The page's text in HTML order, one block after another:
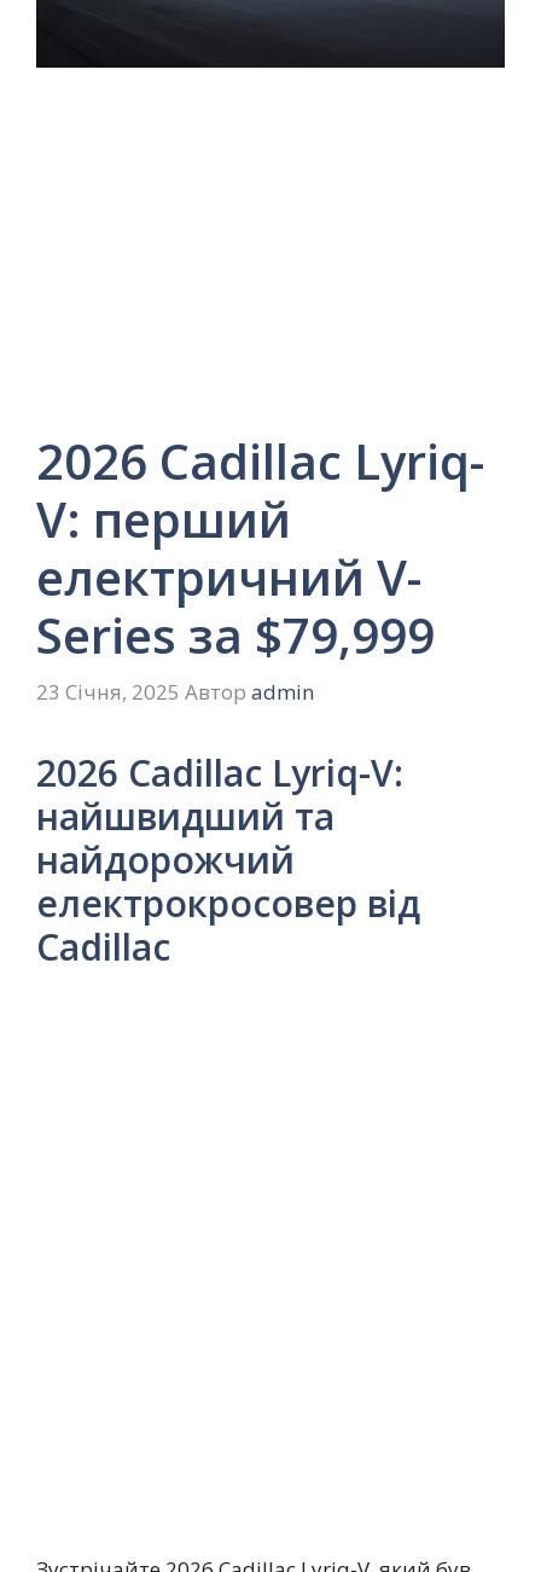
2026 Cadillac Lyriq-
V: перший
електричний V-
Series за $79,999
23 Січня, 2025 Автор admin
2026 Cadillac Lyriq-V:
найшвидший та
найдорожчий
електрокросовер від
Cadillac